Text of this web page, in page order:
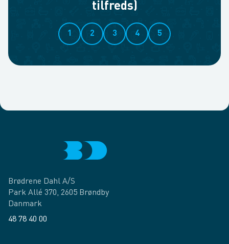
tilfreds)
1 2 3 4 5
Brødrene Dahl A/S
Park Allé 370, 2605 Brøndby
Danmark
48 78 40 00